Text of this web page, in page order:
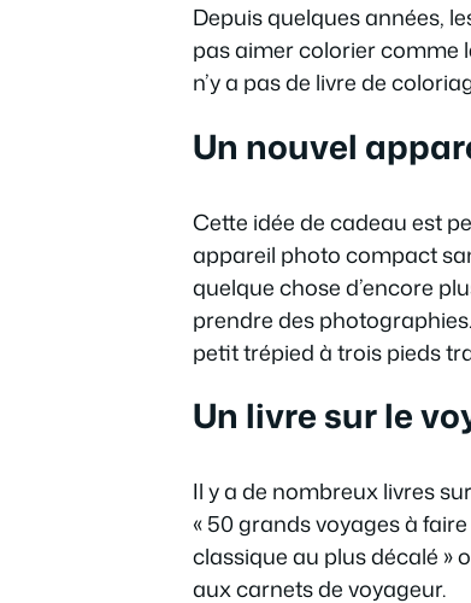
Depuis quelques années,
pas aimer colorier comme
n’y a pas de livre de
Un nouvel
Cette idée de cadeau est
appareil photo compact
quelque chose d’encore
prendre des
petit trépied à trois pieds
Un livre sur le
Il y a de nombreux livres
« 50 grands voyages à
classique au plus décalé »
aux carnets de voyageur.